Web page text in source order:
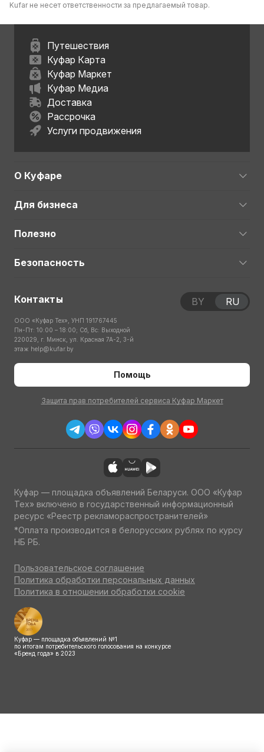
Kufar не несет ответственности за предлагаемый товар.
Путешествия
Куфар Карта
Куфар Маркет
Куфар Медиа
Доставка
Рассрочка
Услуги продвижения
О Куфаре
Для бизнеса
Полезно
Безопасность
Контакты
ООО «Куфар Тех», УНП 191767445
Пн-Пт: 10:00 – 18:00; Сб, Вс: Выходной
220029, г. Минск, ул. Красная 7А-2, 3-й
этаж help@kufar.by
Помощь
Защита прав потребителей сервиса Куфар Маркет
BY RU
Куфар — площадка объявлений Беларуси. ООО «Куфар
Тех» включено в государственный информационный
ресурс «Реестр рекламораспространителей»
*Оплата производится в белорусских рублях по курсу
НБ РБ.
Пользовательское соглашение
Политика обработки персональных данных
Политика в отношении обработки cookie
Куфар — площадка объявлений №1
по итогам потребительского голосования на конкурсе
«Бренд года» в 2023